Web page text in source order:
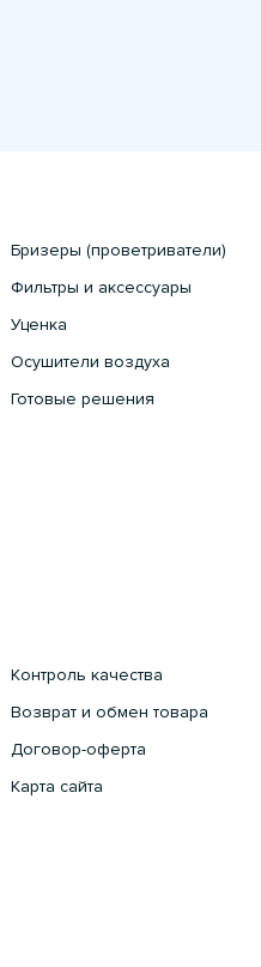
Бризеры (проветриватели)
Фильтры и аксессуары
Уценка
Осушители воздуха
Готовые решения
Контроль качества
Возврат и обмен товара
Договор-оферта
Карта сайта